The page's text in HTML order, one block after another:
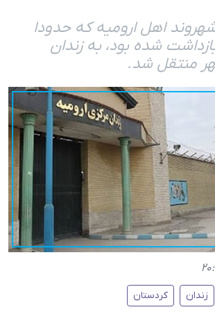
اهل ارومیە کە حدودا
شدە بود، بە زندان
منتقل شد.
زندان کردستان